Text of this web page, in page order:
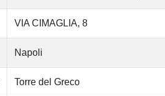
VIA CIMAGLIA, 8
Napoli
Torre del Greco